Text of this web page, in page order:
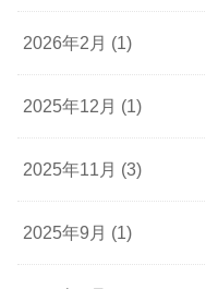
2026年2月 (1)
2025年12月 (1)
2025年11月 (3)
2025年9月 (1)